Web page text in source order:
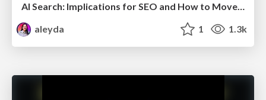
AI Search: Implications for SEO and How to Move Forward - #ShenzhenSEOConference
aleyda
1 1.3k